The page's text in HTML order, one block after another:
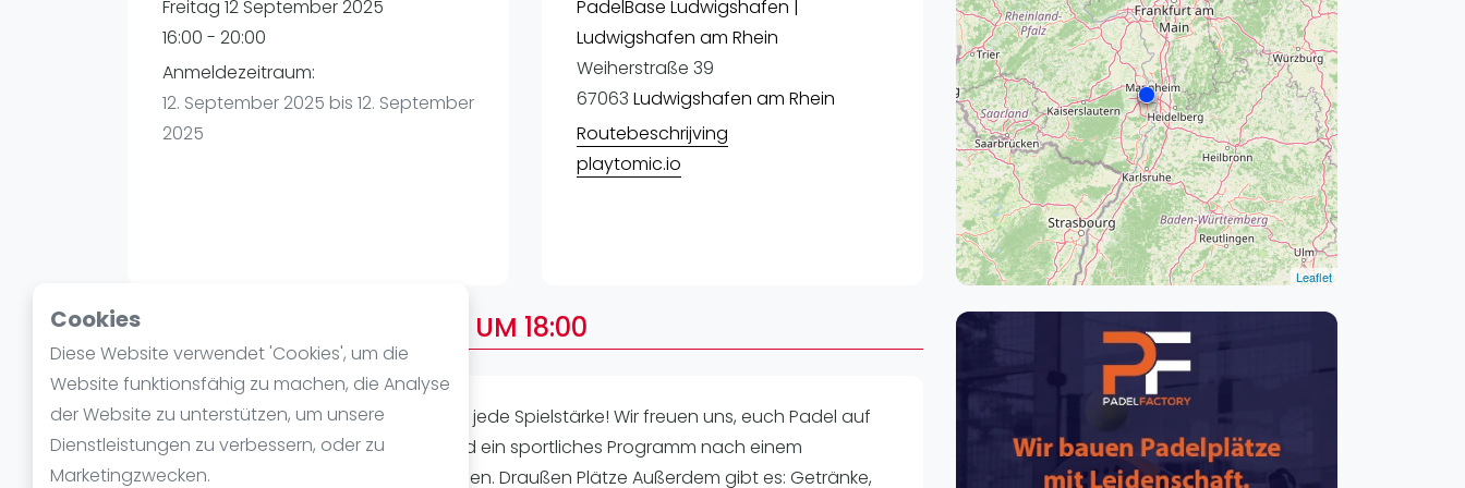
Cookies
Diese Website verwendet 'Cookies', um die
Website funktionsfähig zu machen, die Analyse
der Website zu unterstützen, um unsere
Dienstleistungen zu verbessern, oder zu
Marketingzwecken.
Verschiedenes
Leipzig
Dortmund
Essen
Freitag 12 September 2025
16:00 - 20:00
Anmeldezeitraum:
12. September 2025 bis 12. September
2025
PadelBase Ludwigshafen |
Ludwigshafen am Rhein
Weiherstraße 39
67063 Ludwigshafen am Rhein
Routebeschrijving
playtomic.io
Leaflet
Über AFTERWORK FREITAG UM 18:00
AFTER WORK FREITAG !!! Für jeden und jede Spielstärke! Wir freuen uns, euch Padel auf
unserer Anlage näher zu bringen und ein sportliches Programm nach einem
stressigen Arbeitstag bieten zu können. Draußen Plätze Außerdem gibt es: Getränke,